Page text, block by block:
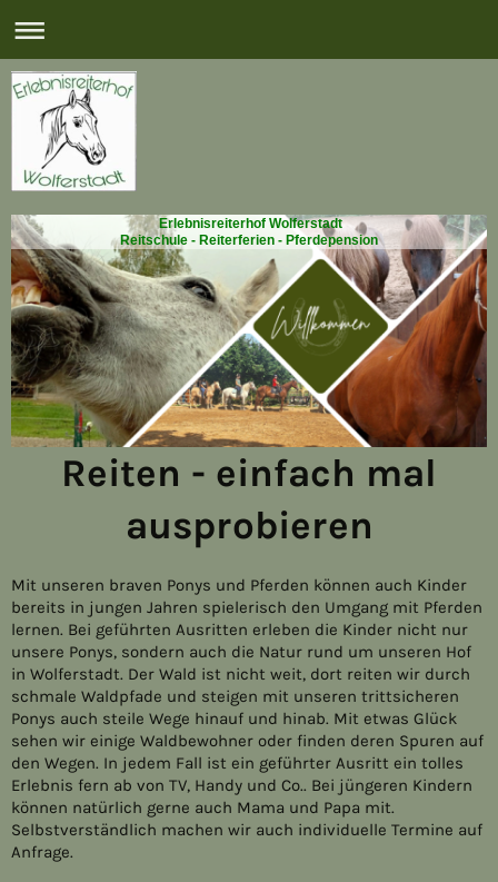
Erlebnisreiterhof Wolferstadt
Reitschule - Reiterferien - Pferdepension
Reiten - einfach mal
ausprobieren
Mit unseren braven Ponys und Pferden können auch Kinder
bereits in jungen Jahren spielerisch den Umgang mit Pferden
lernen. Bei geführten Ausritten erleben die Kinder nicht nur
unsere Ponys, sondern auch die Natur rund um unseren Hof
in Wolferstadt. Der Wald ist nicht weit, dort reiten wir durch
schmale Waldpfade und steigen mit unseren trittsicheren
Ponys auch steile Wege hinauf und hinab. Mit etwas Glück
sehen wir einige Waldbewohner oder finden deren Spuren auf
den Wegen. In jedem Fall ist ein geführter Ausritt ein tolles
Erlebnis fern ab von TV, Handy und Co.. Bei jüngeren Kindern
können natürlich gerne auch Mama und Papa mit.
Selbstverständlich machen wir auch individuelle Termine auf
Anfrage.